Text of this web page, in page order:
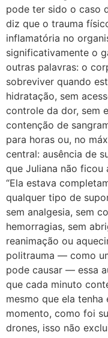
pode ter sido o caso
diz que o trauma
inflamatória no
significativamente o
outras palavras: o
sobreviver quando
hidratação, sem
controle da dor, sem
contenção de
para horas ou, no
central: ausência de
que Juliana não ficou
“Ela estava
qualquer tipo de
sem analgesia, sem
hemorragias, sem
reanimação ou
politrauma — como
pode causar — essa
que cada minuto
mesmo que ela
momento, como foi
drones, isso não